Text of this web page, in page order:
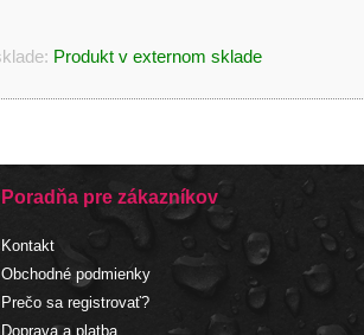
Produkt v externom sklade
Poradňa pre zákazníkov
Kontakt
Obchodné podmienky
Prečo sa registrovať?
Doprava a platba